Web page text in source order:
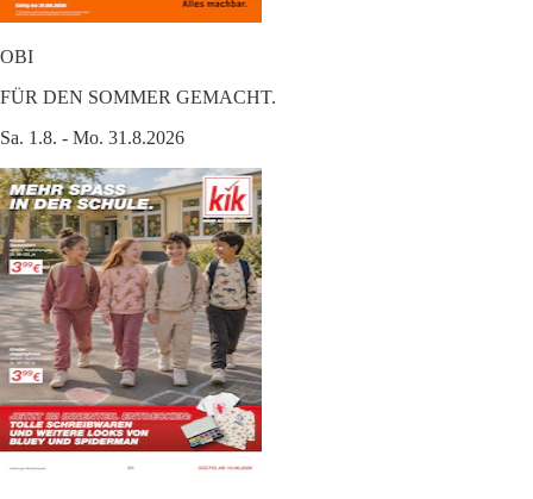
OBI
FÜR DEN SOMMER GEMACHT.
Sa. 1.8. - Mo. 31.8.2026